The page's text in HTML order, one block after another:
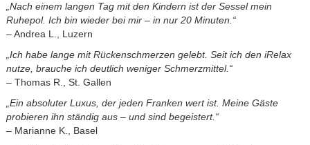
„Nach einem langen Tag mit den Kindern ist der Sessel mein
Ruhepol. Ich bin wieder bei mir – in nur 20 Minuten.“
– Andrea L., Luzern
„Ich habe lange mit Rückenschmerzen gelebt. Seit ich den iRelax
nutze, brauche ich deutlich weniger Schmerzmittel.“
– Thomas R., St. Gallen
„Ein absoluter Luxus, der jeden Franken wert ist. Meine Gäste
probieren ihn ständig aus – und sind begeistert.“
– Marianne K., Basel